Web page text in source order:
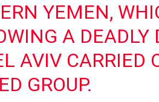
YEMEN,
A DEADLY
AVIV CARRIED
GROUP.